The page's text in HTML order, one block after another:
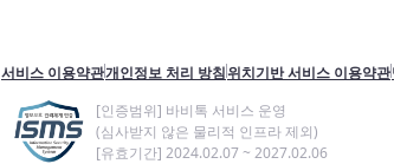
서비스 이용약관개인정보 처리 방침위치기반 서비스 이용약관
[인증범위] 바비톡 서비스 운영
(심사받지 않은 물리적 인프라 제외)
[유효기간] 2024.02.07 ~ 2027.02.06